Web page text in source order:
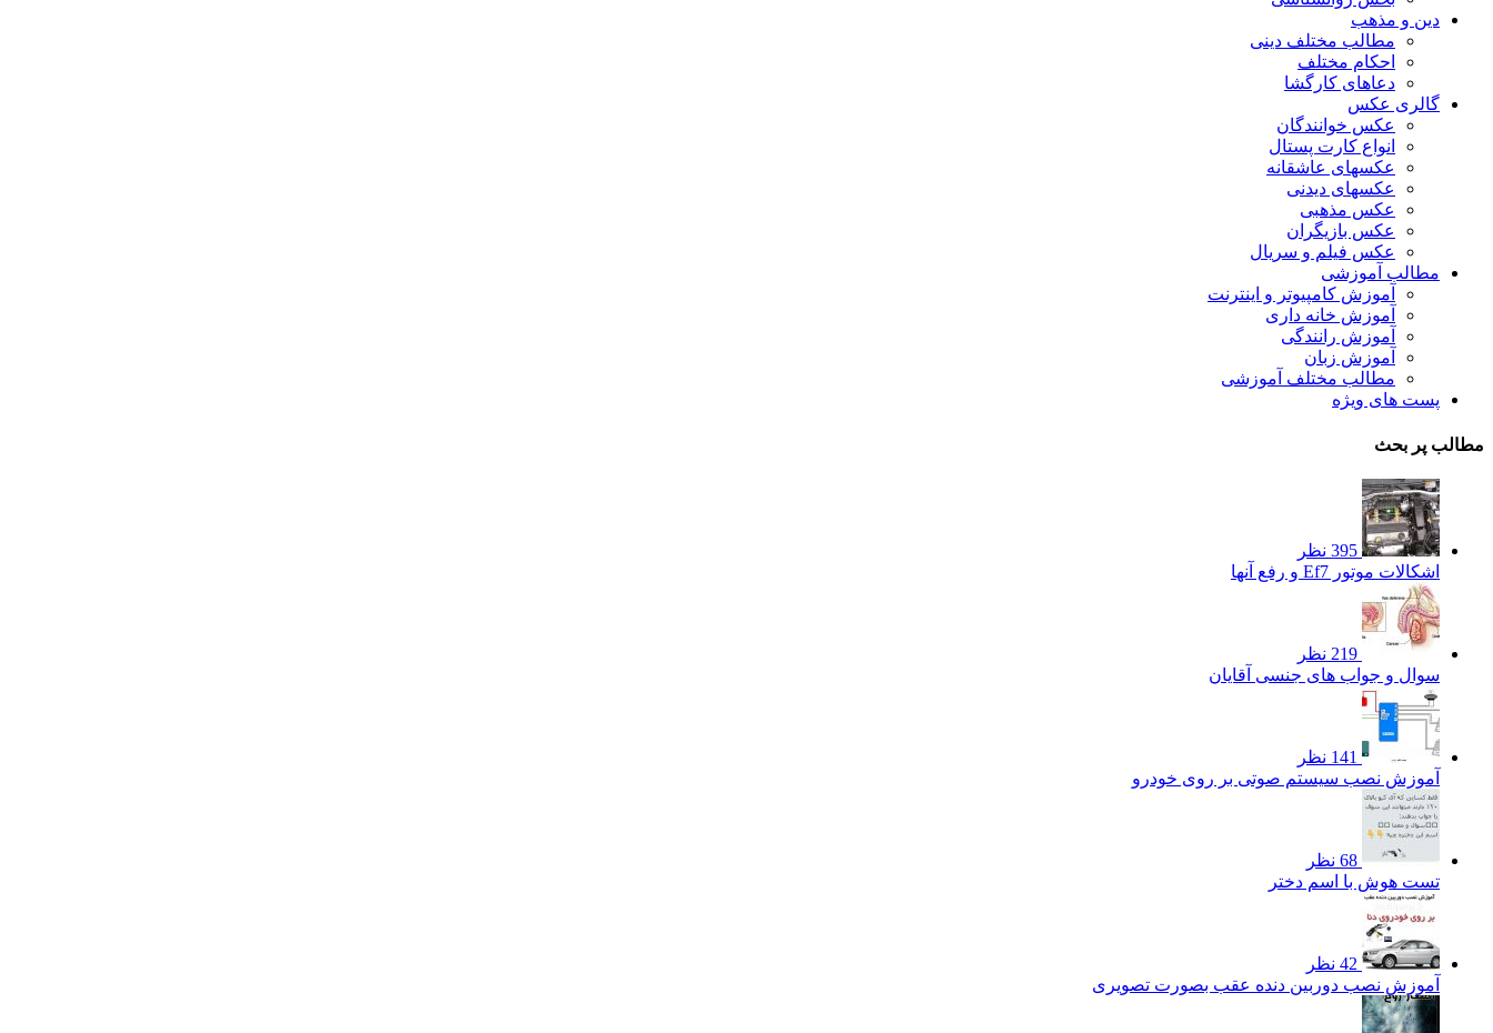
دین و مذهب
مطالب مختلف دینی
احکام مختلف
دعاهای کارگشا
گالری عکس
عکس خوانندگان
انواع کارت پستال
عکسهای عاشقانه
عکسهای دیدنی
عکس مذهبی
عکس بازیگران
عکس فیلم و سریال
مطالب آموزشی
آموزش کامپیوتر و اینترنت
آموزش خانه داری
آموزش رانندگی
آموزش زبان
مطالب مختلف آموزشی
پست های ویژه
مطالب پر بحث
395 نظر
اشکالات موتور Ef7 و رفع آنها
219 نظر
سوال و جواب های جنسی آقایان
141 نظر
آموزش نصب سیستم صوتی بر روی خودرو
68 نظر
تست هوش با اسم دختر
42 نظر
آموزش نصب دوربین دنده عقب بصورت تصویری